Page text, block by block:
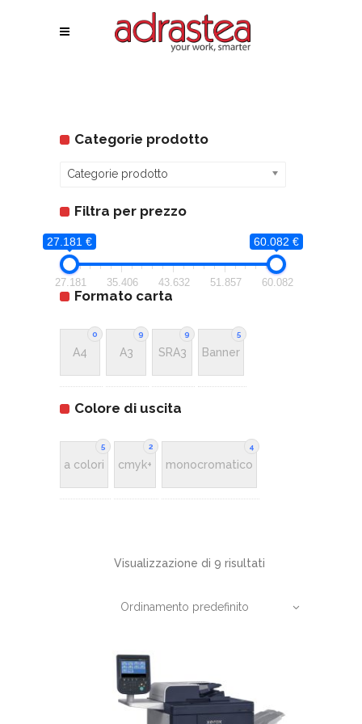
Categorie prodotto
Categorie prodotto
Filtra per prezzo
27.181 € 60.082 €
27.181 35.406 43.632 51.857 60.082
Formato carta
0
A4
9
A3
9
SRA3
5
Banner
Colore di uscita
5
a colori
2
cmyk+
4
monocromatico
Visualizzazione di 9 risultati
Ordinamento predefinito